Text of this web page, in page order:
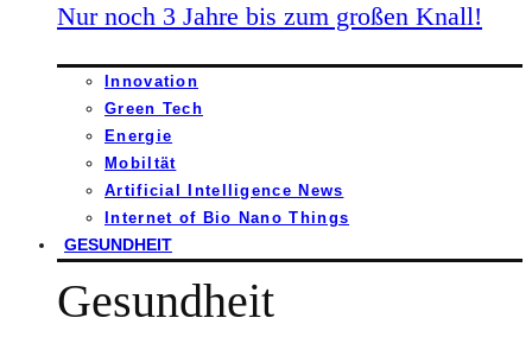
Nur noch 3 Jahre bis zum großen Knall!
Innovation
Green Tech
Energie
Mobiltät
Artificial Intelligence News
Internet of Bio Nano Things
GESUNDHEIT
Gesundheit